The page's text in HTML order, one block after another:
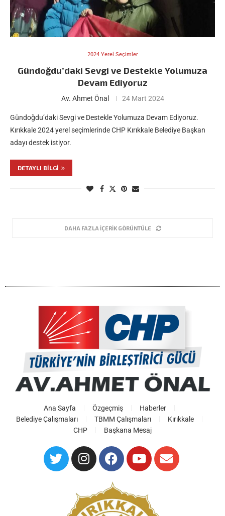
2024 Yerel Seçimler
Gündoğdu’daki Sevgi ve Destekle Yolumuza
Devam Ediyoruz
Av. Ahmet Önal 24 Mart 2024
Gündoğdu’daki Sevgi ve Destekle Yolumuza Devam Ediyoruz.
Kırıkkale 2024 yerel seçimlerinde CHP Kırıkkale Belediye Başkan
adayı destek istiyor.
DETAYLI BILGI
DAHA FAZLA İÇERIK GÖRÜNTÜLE
Ana Sayfa Özgeçmiş
Haberler
Belediye Çalışmaları
TBMM Çalışmaları
Kırıkkale
CHP
Başkana Mesaj